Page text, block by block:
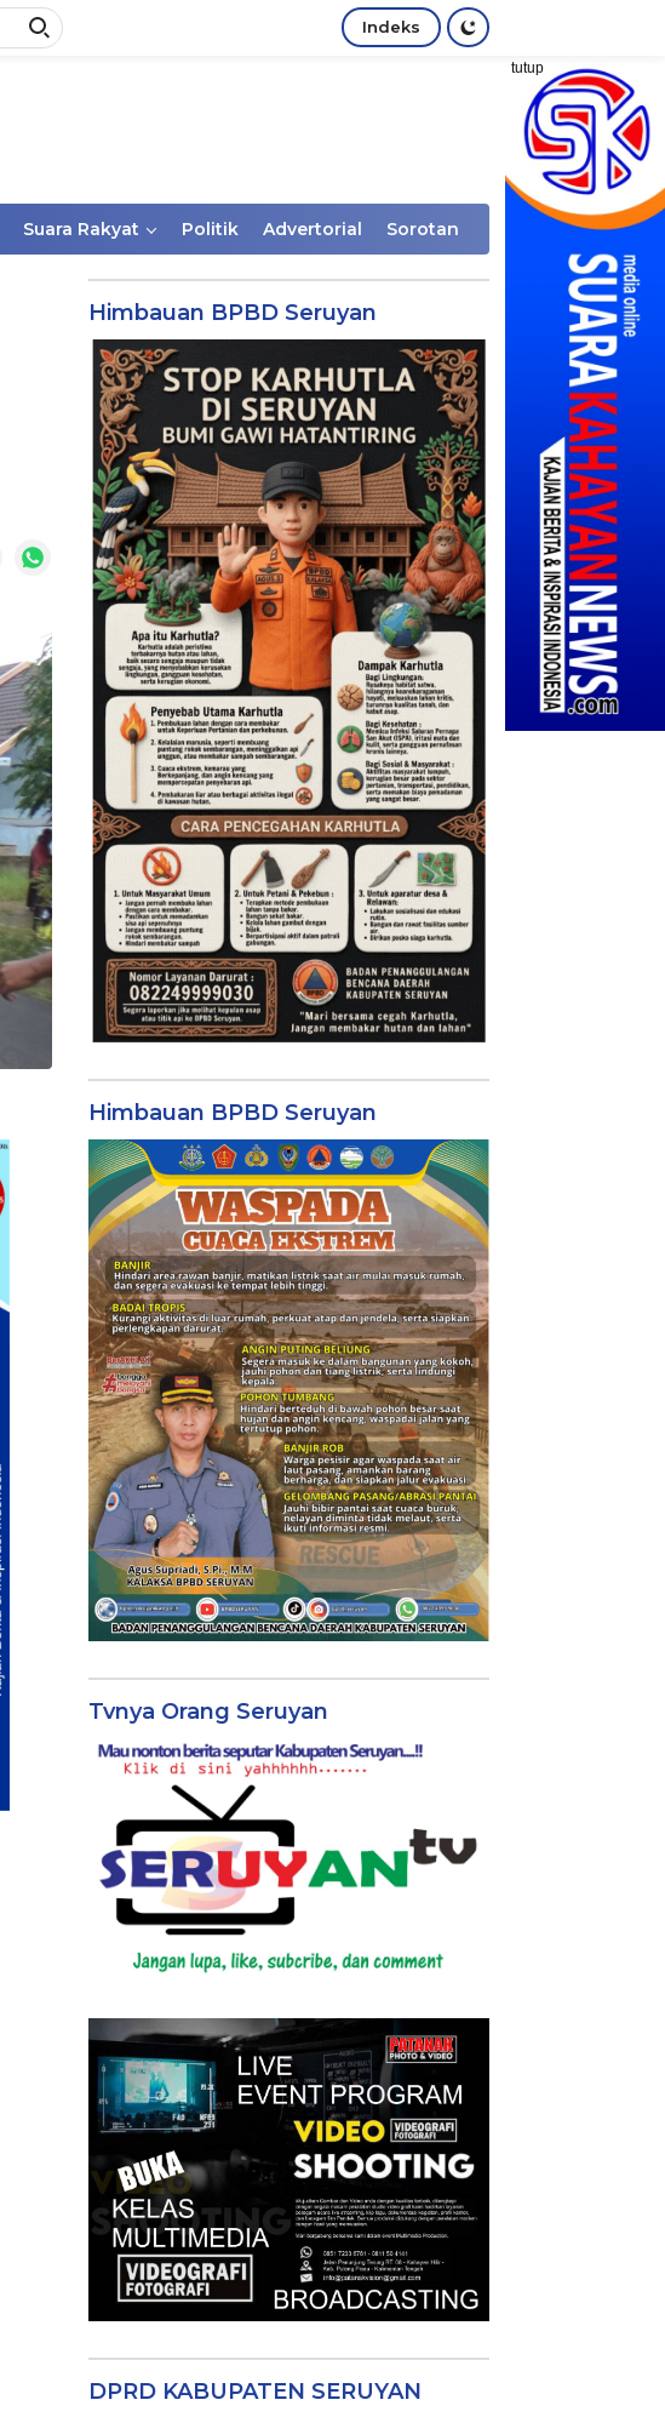
Indeks
tutup
Suara Rakyat Politik Advertorial Sorotan
Himbauan BPBD Seruyan
Himbauan BPBD Seruyan
Tvnya Orang Seruyan
DPRD KABUPATEN SERUYAN